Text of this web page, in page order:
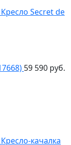
Кресло Secret de
59 590 руб.
Кресло-качалка